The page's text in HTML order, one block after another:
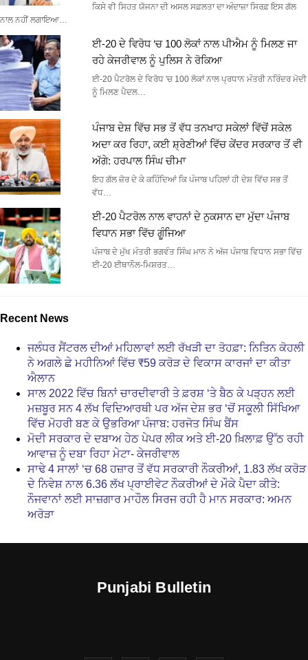
ਕਿਸੇ ਵੀ ਸਿਹਤ ਯੋਜਨਾ ਦੀ ਅਸਲ ਸਫ਼ਲਤਾ ਦਾ ਅੰਦਾਜ਼ਾ ਸਿਰਫ਼ ਇਸ ਗੱਲ
ਨਾਲ ਨਹੀਂ ਲਗਾਇਆ…
ਈ-20 ਦੇ ਵਿਰੋਧ ‘ਚ 100 ਲੋਕਾਂ ਨਾਲ ਪੀਐਮ ਨੂੰ ਮਿਲਣ ਜਾ
ਰਹੇ ਕੇਜਰੀਵਾਲ ਨੂੰ ਪੁਲਿਸ ਨੇ ਰੋਕਿਆ
ਈ-20 ਪੈਟਰੋਲ ਦੇ ਵਿਰੋਧ 'ਚ 100 ਲੋਕਾਂ ਨਾਲ ਪ੍ਰਧਾਨ ਮੰਤਰੀ ਨਰਿੰਦਰ ਮੋਦੀ
ਨੂੰ ਮਿਲਣ ਪੈਦਲ…
ਪੰਜਾਬ ਦੇਸ਼ ਵਿੱਚ ਸਭ ਤੋਂ ਵੱਧ ਤਨਖਾਹ ਸਕੇਲਾਂ ਵਿੱਚੋਂ ਸਕੇਲ
ਅਦਾ ਕਰ ਰਿਹਾ, ਕਈ ਸ਼੍ਰੇਣੀਆਂ ਵਿੱਚ ਕੇਂਦਰ ਸਰਕਾਰ ਤੋਂ ਵੀ
ਅੱਗੇ: ਹਰਪਾਲ ਸਿੰਘ ਚੀਮਾ
ਇਹ ਗੱਲ ਜ਼ੋਰ ਦੇ ਕੇ ਕਹਿੰਦਿਆਂ ਕਿ ਪੰਜਾਬ ਪਹਿਲਾਂ ਹੀ ਦੇਸ਼ ਵਿੱਚ ਸਭ ਤੋਂ
ਵੱਧ…
ਈ-20 ਪੈਟਰੋਲ ਨਾਲ ਵਾਹਨਾਂ ਦੇ ਨੁਕਸਾਨ ਦਾ ਮੁੱਦਾ ਪੰਜਾਬ
ਵਿਧਾਨ ਸਭਾ ਵਿੱਚ ਗੂੰਜਿਆ
ਪੰਜਾਬ ਦੇ ਮੁੱਖ ਮੰਤਰੀ ਭਗਵੰਤ ਸਿੰਘ ਮਾਨ ਨੇ ਅੱਜ ਪੰਜਾਬ ਵਿਧਾਨ ਸਭਾ ਵਿੱਚ
ਈ-20 ਈਥਾਨੌਲ-ਮਿਸ਼ਰਤ…
Recent News
ਜਲੰਧਰ ਸੈਂਟਰਲ ਦੀਆਂ ਮਹਿਲਾਵਾਂ ਲਈ ਰੱਖੜੀ ਦਾ ਤੋਹਫ਼ਾ: ਨਿਤਿਨ ਕੋਹਲੀ
ਨੇ ਅਗਲੇ ਛੇ ਮਹੀਨਿਆਂ ਵਿੱਚ ₹59 ਕਰੋੜ ਦੇ ਵਿਕਾਸ ਕਾਰਜਾਂ ਦਾ ਕੀਤਾ
ਐਲਾਨ
ਸਾਲ 2022 ਵਿੱਚ ਬਿਨਾਂ ਚਾਰਦੀਵਾਰੀ ਤੇ ਫ਼ਰਸ਼ ‘ਤੇ ਬੈਠ ਕੇ ਪੜ੍ਹਨ ਲਈ
ਮਜ਼ਬੂਰ ਸਨ 4 ਲੱਖ ਵਿਦਿਆਰਥੀ ਪਰ ਅੱਜ ਦੇਸ਼ ਭਰ ‘ਚੋਂ ਸਕੂਲੀ ਸਿੱਖਿਆ
ਵਿੱਚ ਮੋਹਰੀ ਬਣ ਕੇ ਉਭਰਿਆ ਪੰਜਾਬ: ਹਰਜੋਤ ਸਿੰਘ ਬੈਂਸ
ਮੋਦੀ ਸਰਕਾਰ ਦੇ ਦਬਾਅ ਹੇਠ ਪੇਪਰ ਲੀਕ ਅਤੇ ਈ-20 ਖ਼ਿਲਾਫ਼ ਉੱਠ ਰਹੀ
ਆਵਾਜ਼ ਨੂੰ ਦਬਾ ਰਿਹਾ ਮੇਟਾ- ਕੇਜਰੀਵਾਲ
ਸਾਢੇ 4 ਸਾਲਾਂ ‘ਚ 68 ਹਜ਼ਾਰ ਤੋਂ ਵੱਧ ਸਰਕਾਰੀ ਨੌਕਰੀਆਂ, 1.83 ਲੱਖ ਕਰੋੜ
ਦੇ ਨਿਵੇਸ਼ ਨਾਲ 6.36 ਲੱਖ ਪ੍ਰਾਈਵੇਟ ਨੌਕਰੀਆਂ ਦੇ ਮੌਕੇ ਪੈਦਾ ਕੀਤੇ:
ਨੌਜਵਾਨਾਂ ਲਈ ਸਾਜ਼ਗਾਰ ਮਾਹੌਲ ਸਿਰਜ ਰਹੀ ਹੈ ਮਾਨ ਸਰਕਾਰ: ਅਮਨ
ਅਰੋੜਾ
Punjabi Bulletin